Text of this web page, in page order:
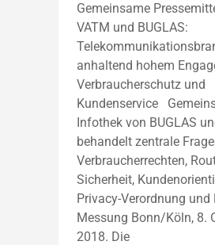
Gemeinsame
VATM und BUGLAS:
anhaltend hohem
Verbraucherschutz und
Kundenservice
Infothek von BUGLAS
behandelt zentrale
Verbraucherrechten,
Sicherheit,
Privacy-Verordnung und
Messung Bonn/Köln, 8.
2018. Die